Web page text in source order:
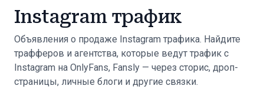
Instagram трафик
Объявления о продаже Instagram трафика. Найдите
трафферов и агентства, которые ведут трафик с
Instagram на OnlyFans, Fansly — через сторис, дроп-
страницы, личные блоги и другие связки.